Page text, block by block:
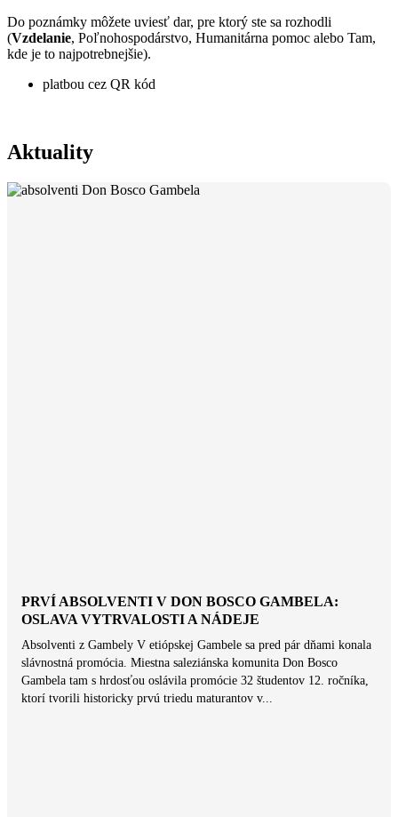
Do poznámky môžete uviesť dar, pre ktorý ste sa rozhodli
(Vzdelanie, Poľnohospodárstvo, Humanitárna pomoc alebo Tam,
kde je to najpotrebnejšie).
platbou cez QR kód
Aktuality
PRVÍ ABSOLVENTI V DON BOSCO GAMBELA:
OSLAVA VYTRVALOSTI A NÁDEJE
Absolventi z Gambely V etiópskej Gambele sa pred pár dňami konala
slávnostná promócia. Miestna saleziánska komunita Don Bosco
Gambela tam s hrdosťou oslávila promócie 32 študentov 12. ročníka,
ktorí tvorili historicky prvú triedu maturantov v...